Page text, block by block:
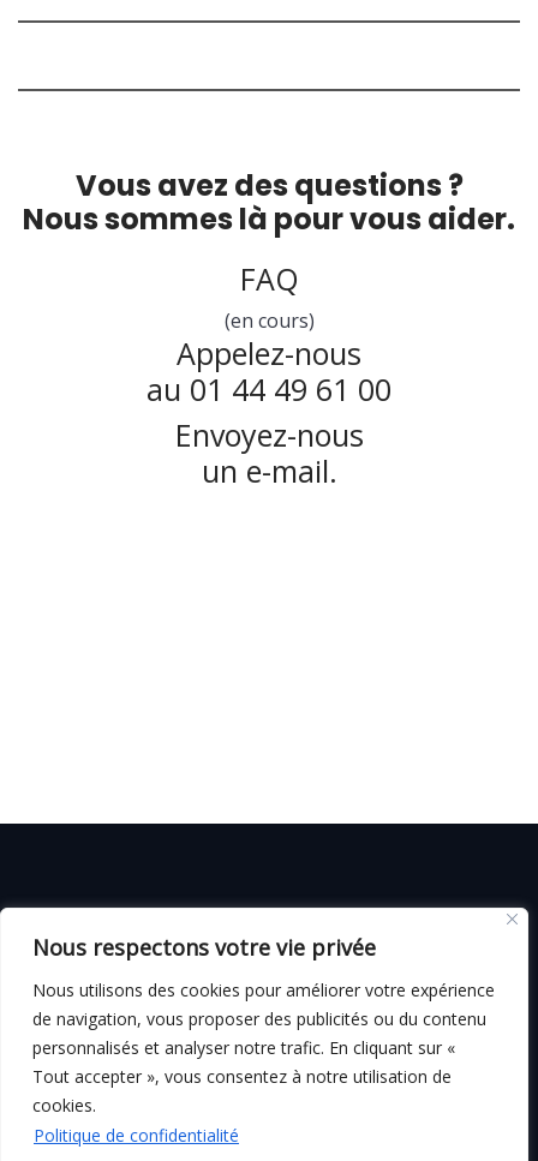
Nous respectons votre vie privée
Nous utilisons des cookies pour améliorer votre expérience
de navigation, vous proposer des publicités ou du contenu
personnalisés et analyser notre trafic. En cliquant sur «
Tout accepter », vous consentez à notre utilisation de
cookies.
Politique de confidentialité
Vous avez des questions ?
Nous sommes là pour vous aider.
FAQ
(en cours)
Appelez-nous
au 01 44 49 61 00
Envoyez-nous
un e-mail.
CGV